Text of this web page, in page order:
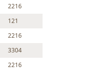
2216
121
2216
3304
2216